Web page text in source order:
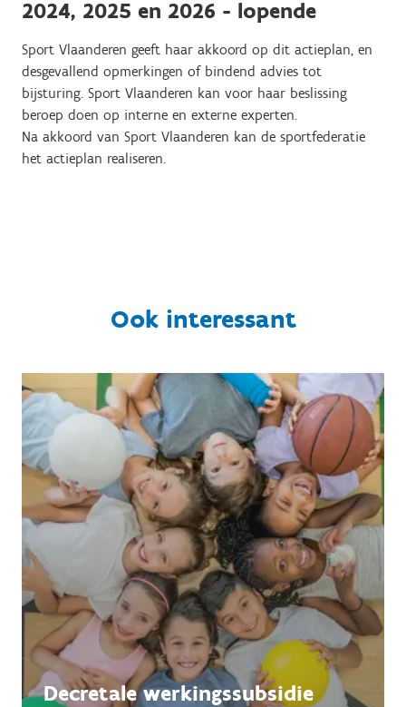
2024, 2025 en 2026 - lopende
Sport Vlaanderen geeft haar akkoord op dit actieplan, en
desgevallend opmerkingen of bindend advies tot
bijsturing. Sport Vlaanderen kan voor haar beslissing
beroep doen op interne en externe experten.
Na akkoord van Sport Vlaanderen kan de sportfederatie
het actieplan realiseren.
Ook interessant
Decretale werkingssubsidie